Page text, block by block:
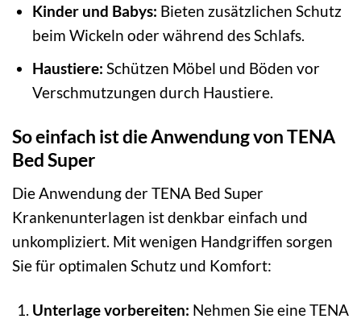
Kinder und Babys: Bieten zusätzlichen Schutz
beim Wickeln oder während des Schlafs.
Haustiere: Schützen Möbel und Böden vor
Verschmutzungen durch Haustiere.
So einfach ist die Anwendung von TENA
Bed Super
Die Anwendung der TENA Bed Super
Krankenunterlagen ist denkbar einfach und
unkompliziert. Mit wenigen Handgriffen sorgen
Sie für optimalen Schutz und Komfort:
Unterlage vorbereiten: Nehmen Sie eine TENA